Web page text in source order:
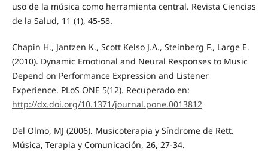
uso de la música como herramienta central. Revista Ciencias
de la Salud, 11 (1), 45-58.
Chapin H., Jantzen K., Scott Kelso J.A., Steinberg F., Large E.
(2010). Dynamic Emotional and Neural Responses to Music
Depend on Performance Expression and Listener
Experience. PLoS ONE 5(12). Recuperado en:
http://dx.doi.org/10.1371/journal.pone.0013812
Del Olmo, MJ (2006). Musicoterapia y Síndrome de Rett.
Música, Terapia y Comunicación, 26, 27-34.